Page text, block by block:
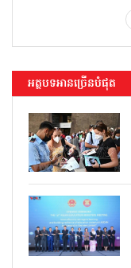
អត្ថបទអានច្រើនបំផុត